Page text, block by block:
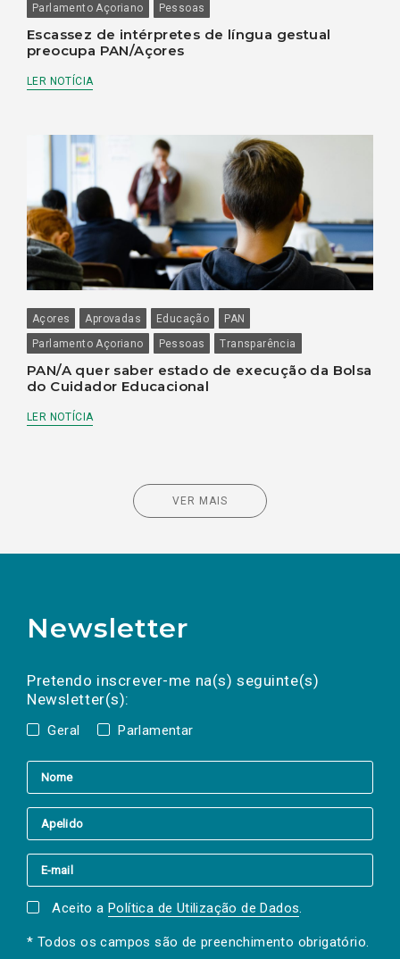
Parlamento Açoriano
Pessoas
Escassez de intérpretes de língua gestual
preocupa PAN/Açores
LER NOTÍCIA
Açores Aprovadas Educação
PAN
Parlamento Açoriano
Pessoas Transparência
PAN/A quer saber estado de execução da Bolsa
do Cuidador Educacional
LER NOTÍCIA
VER MAIS
Newsletter
Pretendo inscrever-me na(s) seguinte(s)
Newsletter(s):
Geral Parlamentar
a(s) newsletter(s).
mail
Aceito a Política de Utilização de Dados.
* Todos os campos são de preenchimento obrigatório.